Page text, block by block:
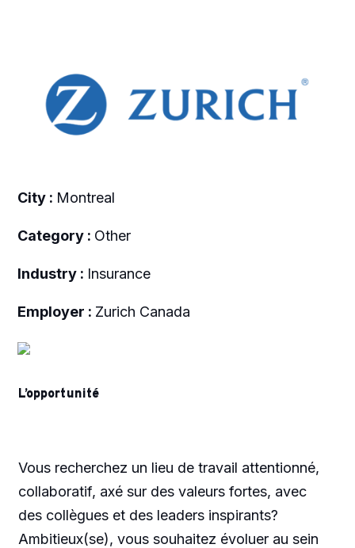
City : Montreal
Category : Other
Industry : Insurance
Employer : Zurich Canada
L’opportunité
Vous recherchez un lieu de travail attentionné,
collaboratif, axé sur des valeurs fortes, avec
des collègues et des leaders inspirants?
Ambitieux(se), vous souhaitez évoluer au sein